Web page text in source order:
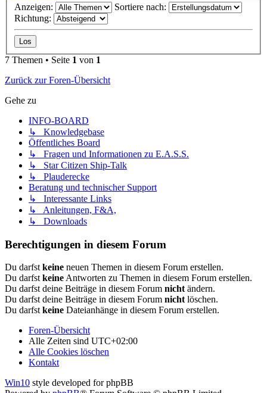
Anzeigen:
Sortiere nach:
Richtung:
7 Themen • Seite 1 von 1
Zurück zur Foren-Übersicht
Gehe zu
INFO-BOARD
↳ Knowledgebase
Öffentliches Board
↳ Fragen und Informationen zu E.A.S.S.
↳ Star Citizen Ship-Talk
↳ Plauderecke
Beratung und technischer Support
↳ Interessante Links
↳ Anleitungen, F&A,
↳ Downloads
Berechtigungen in diesem Forum
Du darfstkeine neuen Themen in diesem Forum erstellen.
Du darfstkeineAntworten zu Themen in diesem Forum erstellen.
Du darfst deine Beiträge in diesem Forum nichtändern.
Du darfst deine Beiträge in diesem Forum nichtlöschen.
Du darfstkeine Dateianhänge in diesem Forum erstellen.
Foren-Übersicht
Alle Zeiten sind UTC+02:00
Alle Cookies löschen
Kontakt
Win10 style developed for phpBB